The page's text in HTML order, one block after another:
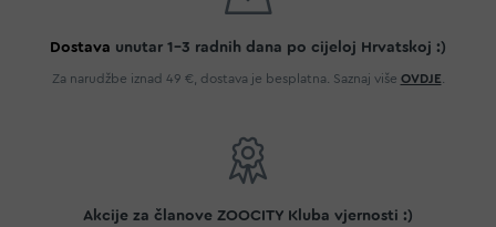
Dostava unutar 1-3 radnih dana po cijeloj Hrvatskoj :)
Za narudžbe iznad 49 €, dostava je besplatna. Saznaj više OVDJE
Akcije za članove ZOOCITY Kluba vjernosti :)